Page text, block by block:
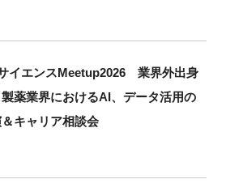
イエンスMeetup2026 業界外出身
薬業界におけるAI、データ活用の
キャリア相談会